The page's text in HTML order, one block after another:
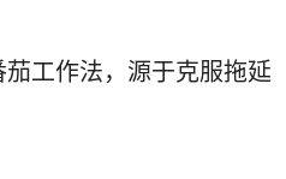
工作法，源于克服拖延